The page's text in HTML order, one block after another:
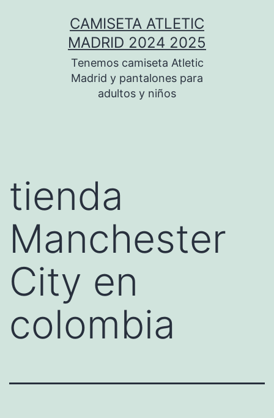
CAMISETA ATLETIC
MADRID 2024 2025
Tenemos camiseta Atletic
Madrid y pantalones para
adultos y niños
tienda
Manchester
City en
colombia